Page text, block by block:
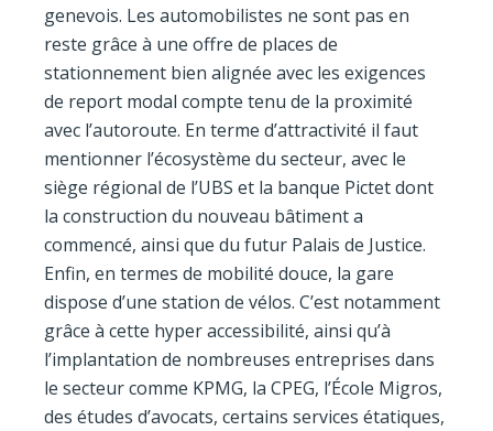
genevois. Les automobilistes ne sont pas en
reste grâce à une offre de places de
stationnement bien alignée avec les exigences
de report modal compte tenu de la proximité
avec l’autoroute. En terme d’attractivité il faut
mentionner l’écosystème du secteur, avec le
siège régional de l’UBS et la banque Pictet dont
la construction du nouveau bâtiment a
commencé, ainsi que du futur Palais de Justice.
Enfin, en termes de mobilité douce, la gare
dispose d’une station de vélos. C’est notamment
grâce à cette hyper accessibilité, ainsi qu’à
l’implantation de nombreuses entreprises dans
le secteur comme KPMG, la CPEG, l’École Migros,
des études d’avocats, certains services étatiques,